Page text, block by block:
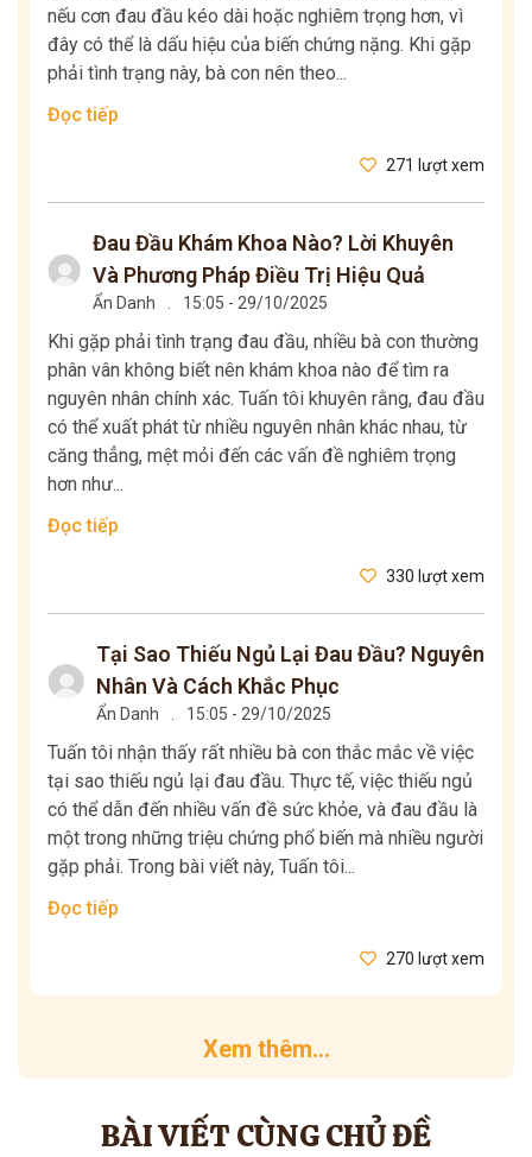
nếu cơn đau đầu kéo dài hoặc nghiêm trọng hơn, vì
đây có thể là dấu hiệu của biến chứng nặng. Khi gặp
phải tình trạng này, bà con nên theo...
Đọc tiếp
271 lượt xem
Đau Đầu Khám Khoa Nào? Lời Khuyên
Và Phương Pháp Điều Trị Hiệu Quả
Ẩn Danh 15:05 - 29/10/2025
Khi gặp phải tình trạng đau đầu, nhiều bà con thường
phân vân không biết nên khám khoa nào để tìm ra
nguyên nhân chính xác. Tuấn tôi khuyên rằng, đau đầu
có thể xuất phát từ nhiều nguyên nhân khác nhau, từ
căng thẳng, mệt mỏi đến các vấn đề nghiêm trọng
hơn như...
Đọc tiếp
330 lượt xem
Tại Sao Thiếu Ngủ Lại Đau Đầu? Nguyên
Nhân Và Cách Khắc Phục
Ẩn Danh 15:05 - 29/10/2025
Tuấn tôi nhận thấy rất nhiều bà con thắc mắc về việc
tại sao thiếu ngủ lại đau đầu. Thực tế, việc thiếu ngủ
có thể dẫn đến nhiều vấn đề sức khỏe, và đau đầu là
một trong những triệu chứng phổ biến mà nhiều người
gặp phải. Trong bài viết này, Tuấn tôi...
Đọc tiếp
270 lượt xem
Xem thêm...
BÀI VIẾT CÙNG CHỦ ĐỀ